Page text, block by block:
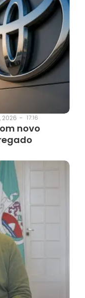
2026 - 17:16
novo